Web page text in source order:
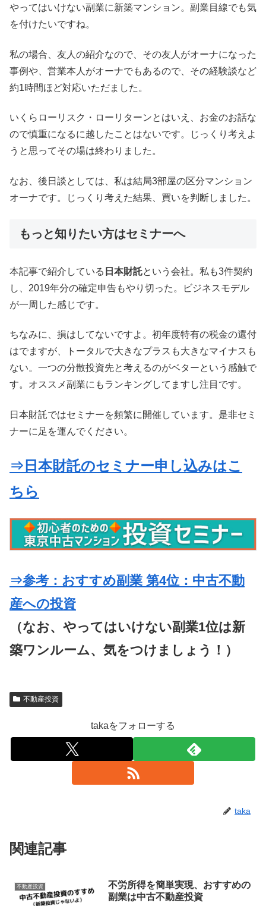
やってはいけない副業に新築マンション。副業目線でも気
を付けたいですね。
私の場合、友人の紹介なので、その友人がオーナになった
事例や、営業本人がオーナでもあるので、その経験談など
約1時間ほど対応いただました。
いくらローリスク・ローリターンとはいえ、お金のお話な
ので慎重になるに越したことはないです。じっくり考えよ
うと思ってその場は終わりました。
なお、後日談としては、私は結局3部屋の区分マンション
オーナです。じっくり考えた結果、買いを判断しました。
もっと知りたい方はセミナーへ
本記事で紹介している 日本財託という会社。私も3件契約
し、2019年分の確定申告もやり切った。ビジネスモデル
が一周した感じです。
ちなみに、損はしてないですよ。初年度特有の税金の還付
はでますが、トータルで大きなプラスも大きなマイナスも
ない。一つの分散投資先と考えるのがベターという感触で
す。オススメ副業にもランキングしてますし注目です。
日本財託ではセミナーを頻繁に開催しています。是非セミ
ナーに足を運んでください。
⇒日本財託のセミナー申し込みはこ
ちら
⇒参考：おすすめ副業 第4位：中古不動
産への投資
（なお、やってはいけない副業1位は新
築ワンルーム、気をつけましょう！）
不動産投資
takaをフォローする
taka
関連記事
不動産投資
不労所得を簡単実現、おすすめの
副業は中古不動産投資